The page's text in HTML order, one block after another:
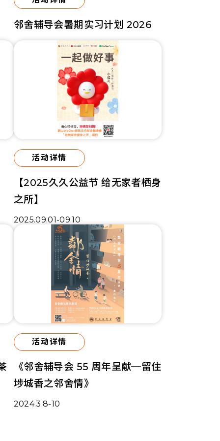
邻舍辅导会暑期实习计划 2026
活动详情
【2025久久公益节 给无家者栖身
之所】
2025.09.01-09.10
活动详情
《邻舍辅导会 55 周年呈献─留住
埗城香之邻舍情》
2024.3.8-10